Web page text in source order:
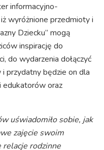
informacyjno-
wyróżnione przedmioty i
Dziecku” mogą
inspirację do
do wydarzenia dołączyć
przydatny będzie on dla
edukatorów oraz
uświadomiło sobie, jak
zajęcie swoim
relacje rodzinne